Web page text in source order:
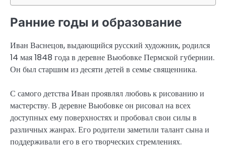
Ранние годы и образование
Иван Васнецов, выдающийся русский художник, родился
14 мая 1848 года в деревне Вьюбовке Пермской губернии.
Он был старшим из десяти детей в семье священника.
С самого детства Иван проявлял любовь к рисованию и
мастерству. В деревне Вьюбовке он рисовал на всех
доступных ему поверхностях и пробовал свои силы в
различных жанрах. Его родители заметили талант сына и
поддерживали его в его творческих стремлениях.